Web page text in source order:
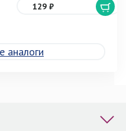
129 ₽
аналоги